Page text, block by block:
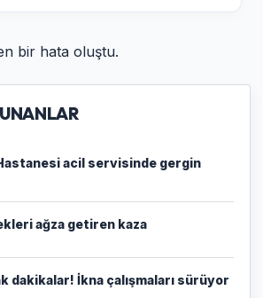
bir hata oluştu.
acil servisinde gergin
ağza getiren kaza
dakikalar! İkna çalışmaları sürüyor